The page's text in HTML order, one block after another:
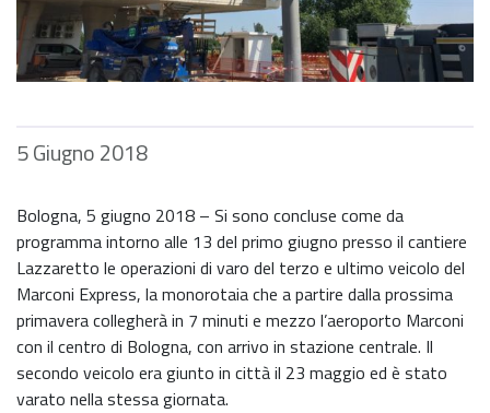
5 Giugno 2018
Bologna, 5 giugno 2018 – Si sono concluse come da
programma intorno alle 13 del primo giugno presso il cantiere
Lazzaretto le operazioni di varo del terzo e ultimo veicolo del
Marconi Express, la monorotaia che a partire dalla prossima
primavera collegherà in 7 minuti e mezzo l’aeroporto Marconi
con il centro di Bologna, con arrivo in stazione centrale. Il
secondo veicolo era giunto in città il 23 maggio ed è stato
varato nella stessa giornata.